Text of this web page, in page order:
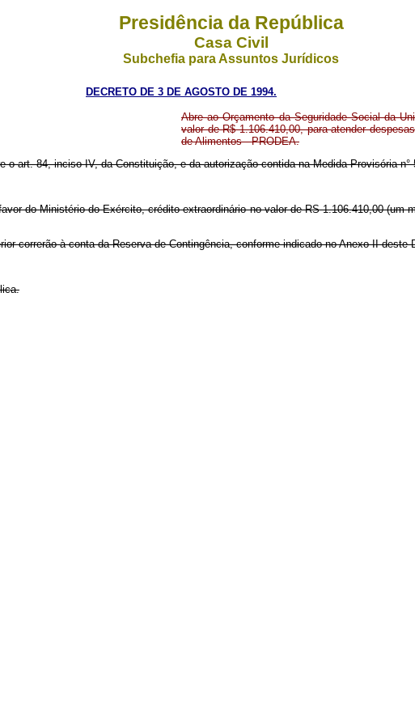
Presidência da República
Casa Civil
Subchefia para Assuntos Jurídicos
DECRETO DE 3 DE AGOSTO DE 1994.
Abre ao Orçamento da Seguridade Social da
valor de R$ 1.106.410,00, para atender
de Alimentos - PRODEA.
o art. 84, inciso IV, da Constituição, e da autorização contida na Medida Provisória n°
do Ministério do Exército, crédito extraordinário no valor de RS 1.106.410,00
correrão à conta da Reserva de Contingência, conforme indicado no Anexo II deste